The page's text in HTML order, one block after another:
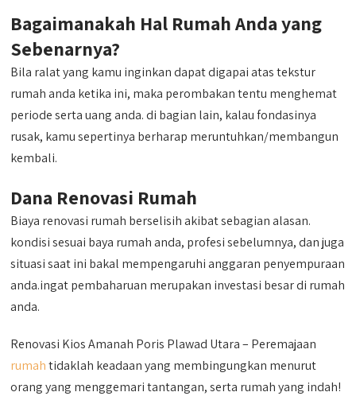
Bagaimanakah Hal Rumah Anda yang
Sebenarnya?
Bila ralat yang kamu inginkan dapat digapai atas tekstur
rumah anda ketika ini, maka perombakan tentu menghemat
periode serta uang anda. di bagian lain, kalau fondasinya
rusak, kamu sepertinya berharap meruntuhkan/membangun
kembali.
Dana Renovasi Rumah
Biaya renovasi rumah berselisih akibat sebagian alasan.
kondisi sesuai baya rumah anda, profesi sebelumnya, dan juga
situasi saat ini bakal mempengaruhi anggaran penyempuraan
anda.ingat pembaharuan merupakan investasi besar di rumah
anda.
Renovasi Kios Amanah Poris Plawad Utara – Peremajaan
rumahtidaklah keadaan yang membingungkan menurut
orang yang menggemari tantangan, serta rumah yang indah!